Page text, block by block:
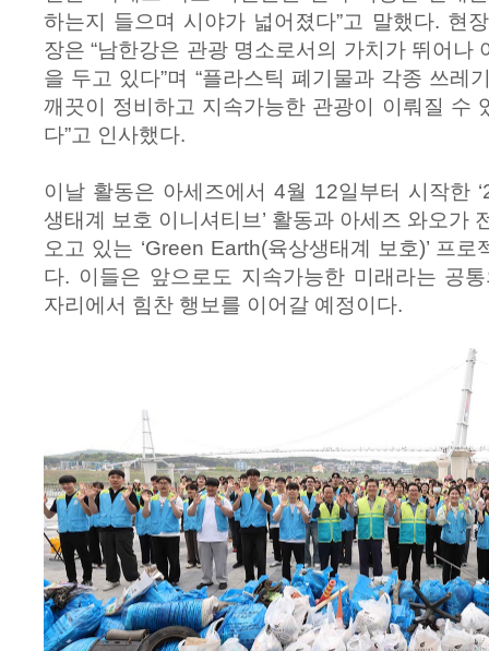
하는지 들으며 시야가 넓어졌다”고 말했다. 현
장은 “남한강은 관광 명소로서의 가치가 뛰어나
을 두고 있다”며 “플라스틱 폐기물과 각종 쓰레
깨끗이 정비하고 지속가능한 관광이 이뤄질 수
다”고 인사했다.
이날 활동은 아세즈에서 4월 12일부터 시작한
생태계 보호 이니셔티브’ 활동과 아세즈 와오가
오고 있는 ‘Green Earth(육상생태계 보호)’ 프
다. 이들은 앞으로도 지속가능한 미래라는 공
자리에서 힘찬 행보를 이어갈 예정이다.